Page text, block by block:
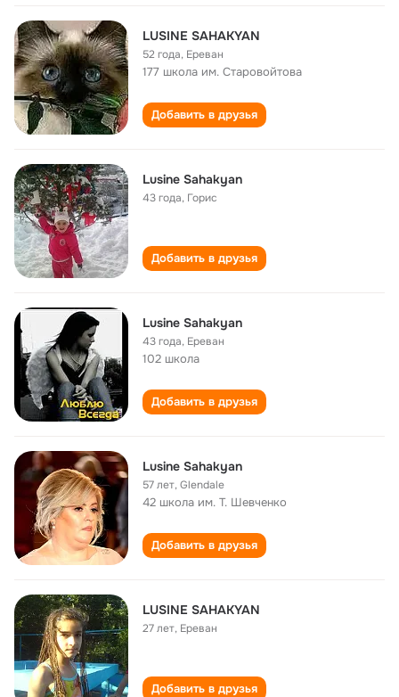
LUSINE SAHAKYAN
52 года, Ереван
177 школа им. Старовойтова
Добавить в друзья
Lusine Sahakyan
43 года, Горис
Добавить в друзья
Lusine Sahakyan
43 года, Ереван
102 школа
Добавить в друзья
Lusine Sahakyan
57 лет,Glendale
42 школа им. Т. Шевченко
Добавить в друзья
LUSINE SAHAKYAN
27 лет, Ереван
Добавить в друзья